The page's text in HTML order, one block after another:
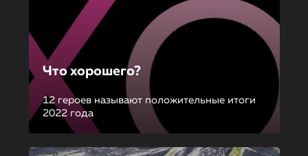
Что хорошего?
12 героев называют положительные итоги
2022 года